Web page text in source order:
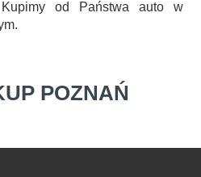
od Państwa auto w
POZNAŃ